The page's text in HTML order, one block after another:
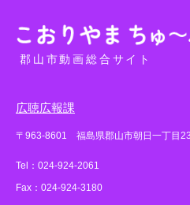
郡山市動画総合サイト
広聴広報課
〒963-8601 福島県郡山市朝日一丁目
Tel：024-924-2061
Fax：024-924-3180